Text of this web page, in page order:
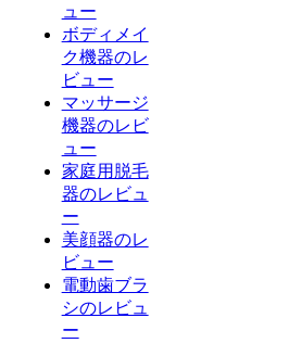
ュー
ボディメイ
ク機器のレ
ビュー
マッサージ
機器のレビ
ュー
家庭用脱毛
器のレビュ
ー
美顔器のレ
ビュー
電動歯ブラ
シのレビュ
ー